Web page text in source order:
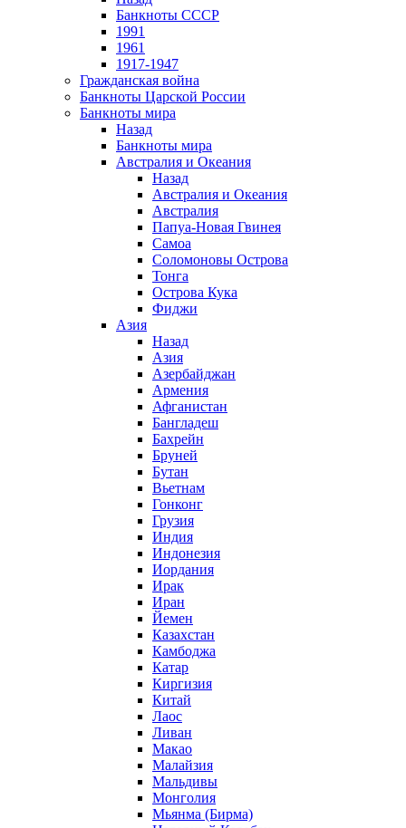
Банкноты СССР
1991
1961
1917-1947
Гражданская война
Банкноты Царской России
Банкноты мира
Назад
Банкноты мира
Австралия и Океания
Назад
Австралия и Океания
Австралия
Папуа-Новая Гвинея
Самоа
Соломоновы Острова
Тонга
Острова Кука
Фиджи
Азия
Назад
Азия
Азербайджан
Армения
Афганистан
Бангладеш
Бахрейн
Бруней
Бутан
Вьетнам
Гонконг
Грузия
Индия
Индонезия
Иордания
Ирак
Иран
Йемен
Казахстан
Камбоджа
Катар
Киргизия
Китай
Лаос
Ливан
Макао
Малайзия
Мальдивы
Монголия
Мьянма (Бирма)